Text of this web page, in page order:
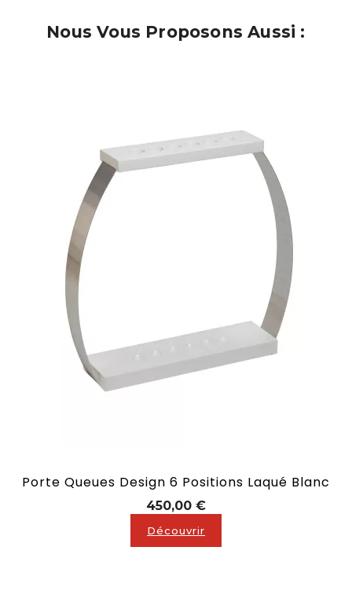
Nous Vous Proposons Aussi :
Porte Queues Design 6 Positions Laqué Blanc
450,00 €Prix
Découvrir